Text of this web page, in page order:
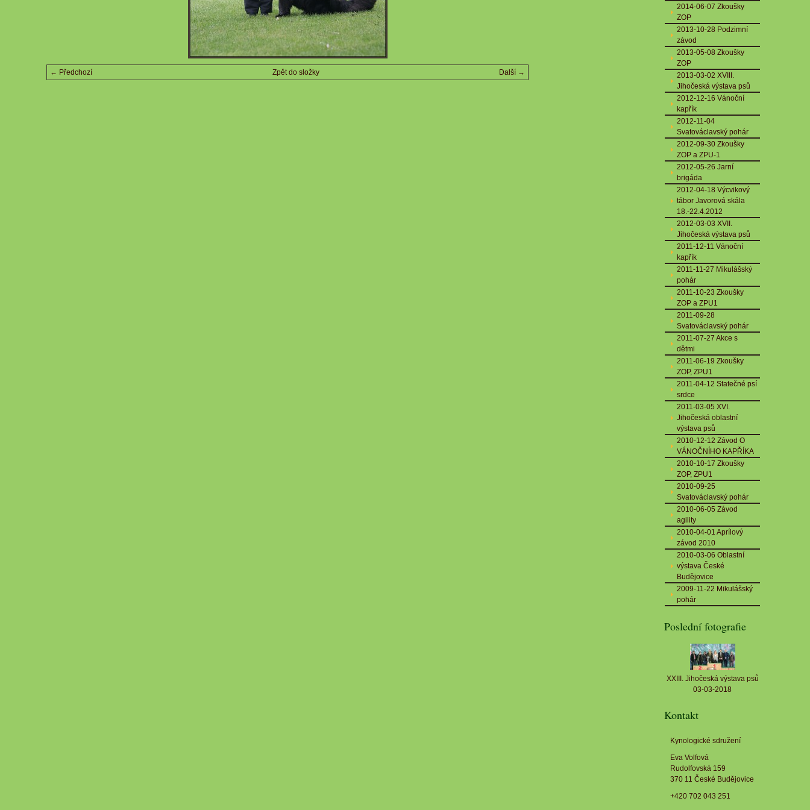
← Předchozí Další →
Zpět do složky
2014-06-07 Zkoušky
ZOP
2013-10-28 Podzimní
závod
2013-05-08 Zkoušky
ZOP
2013-03-02 XVIII.
Jihočeská výstava psů
2012-12-16 Vánoční
kapřík
2012-11-04
Svatováclavský pohár
2012-09-30 Zkoušky
ZOP a ZPU-1
2012-05-26 Jarní
brigáda
2012-04-18 Výcvikový
tábor Javorová skála
18.-22.4.2012
2012-03-03 XVII.
Jihočeská výstava psů
2011-12-11 Vánoční
kapřík
2011-11-27 Mikulášský
pohár
2011-10-23 Zkoušky
ZOP a ZPU1
2011-09-28
Svatováclavský pohár
2011-07-27 Akce s
dětmi
2011-06-19 Zkoušky
ZOP, ZPU1
2011-04-12 Statečné psí
srdce
2011-03-05 XVI.
Jihočeská oblastní
výstava psů
2010-12-12 Závod O
VÁNOČNÍHO KAPŘÍKA
2010-10-17 Zkoušky
ZOP, ZPU1
2010-09-25
Svatováclavský pohár
2010-06-05 Závod
agility
2010-04-01 Aprílový
závod 2010
2010-03-06 Oblastní
výstava České
Budějovice
2009-11-22 Mikulášský
pohár
Poslední fotografie
XXIII. Jihočeská výstava psů
03-03-2018
Kontakt
Kynologické sdružení
Eva Volfová
Rudolfovská 159
370 11 České Budějovice
+420 702 043 251